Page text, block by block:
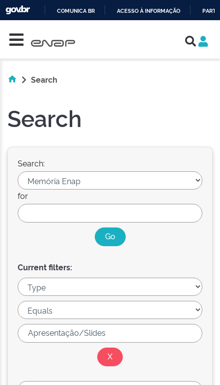
COMUNICA BR ACESSO À INFORMAÇÃO
Search
Search
Search:
for
Current filters: